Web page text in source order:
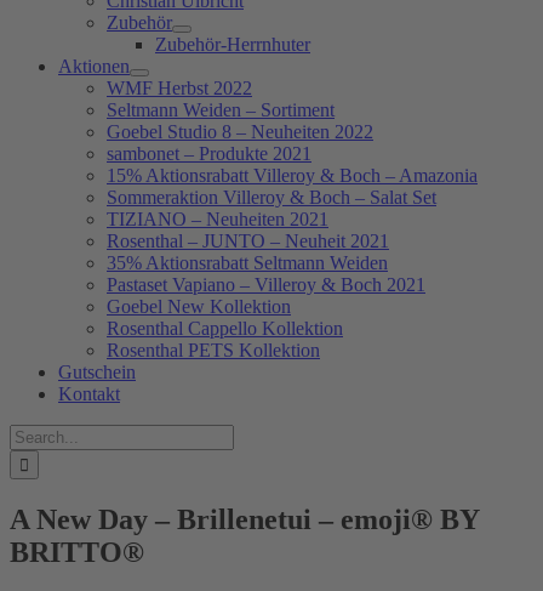
Zubehör
Zubehör-Herrnhuter
Aktionen
WMF Herbst 2022
Seltmann Weiden – Sortiment
Goebel Studio 8 – Neuheiten 2022
sambonet – Produkte 2021
15% Aktionsrabatt Villeroy & Boch – Amazonia
Sommeraktion Villeroy & Boch – Salat Set
TIZIANO – Neuheiten 2021
Rosenthal – JUNTO – Neuheit 2021
35% Aktionsrabatt Seltmann Weiden
Pastaset Vapiano – Villeroy & Boch 2021
Goebel New Kollektion
Rosenthal Cappello Kollektion
Rosenthal PETS Kollektion
Gutschein
Kontakt
Suche
nach:
A New Day – Brillenetui – emoji® BY
BRITTO®